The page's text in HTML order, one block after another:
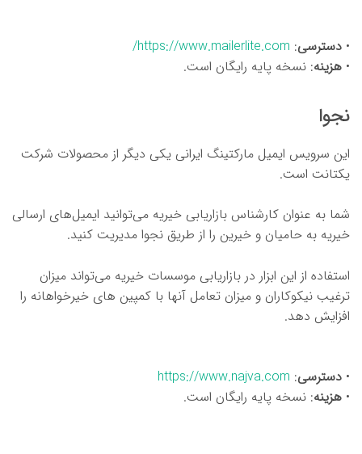
• دسترسی:
https://www.mailerlite.com/
• هزینه: نسخه پایه رایگان است.
نجوا
این سرویس ایمیل مارکتینگ ایرانی یکی دیگر از محصولات شرکت
یکتانت است.
شما به عنوان کارشناس بازاریابی خیریه می‌توانید ایمیل‌های ارسالی
خیریه به حامیان و خیرین را از طریق نجوا مدیریت کنید.
استفاده از این ابزار در بازاریابی موسسات خیریه می‌تواند میزان
ترغیب نیکوکاران و میزان تعامل آنها با کمپین های خیرخواهانه را
افزایش دهد.
• دسترسی:
https://www.najva.com
• هزینه: نسخه پایه رایگان است.